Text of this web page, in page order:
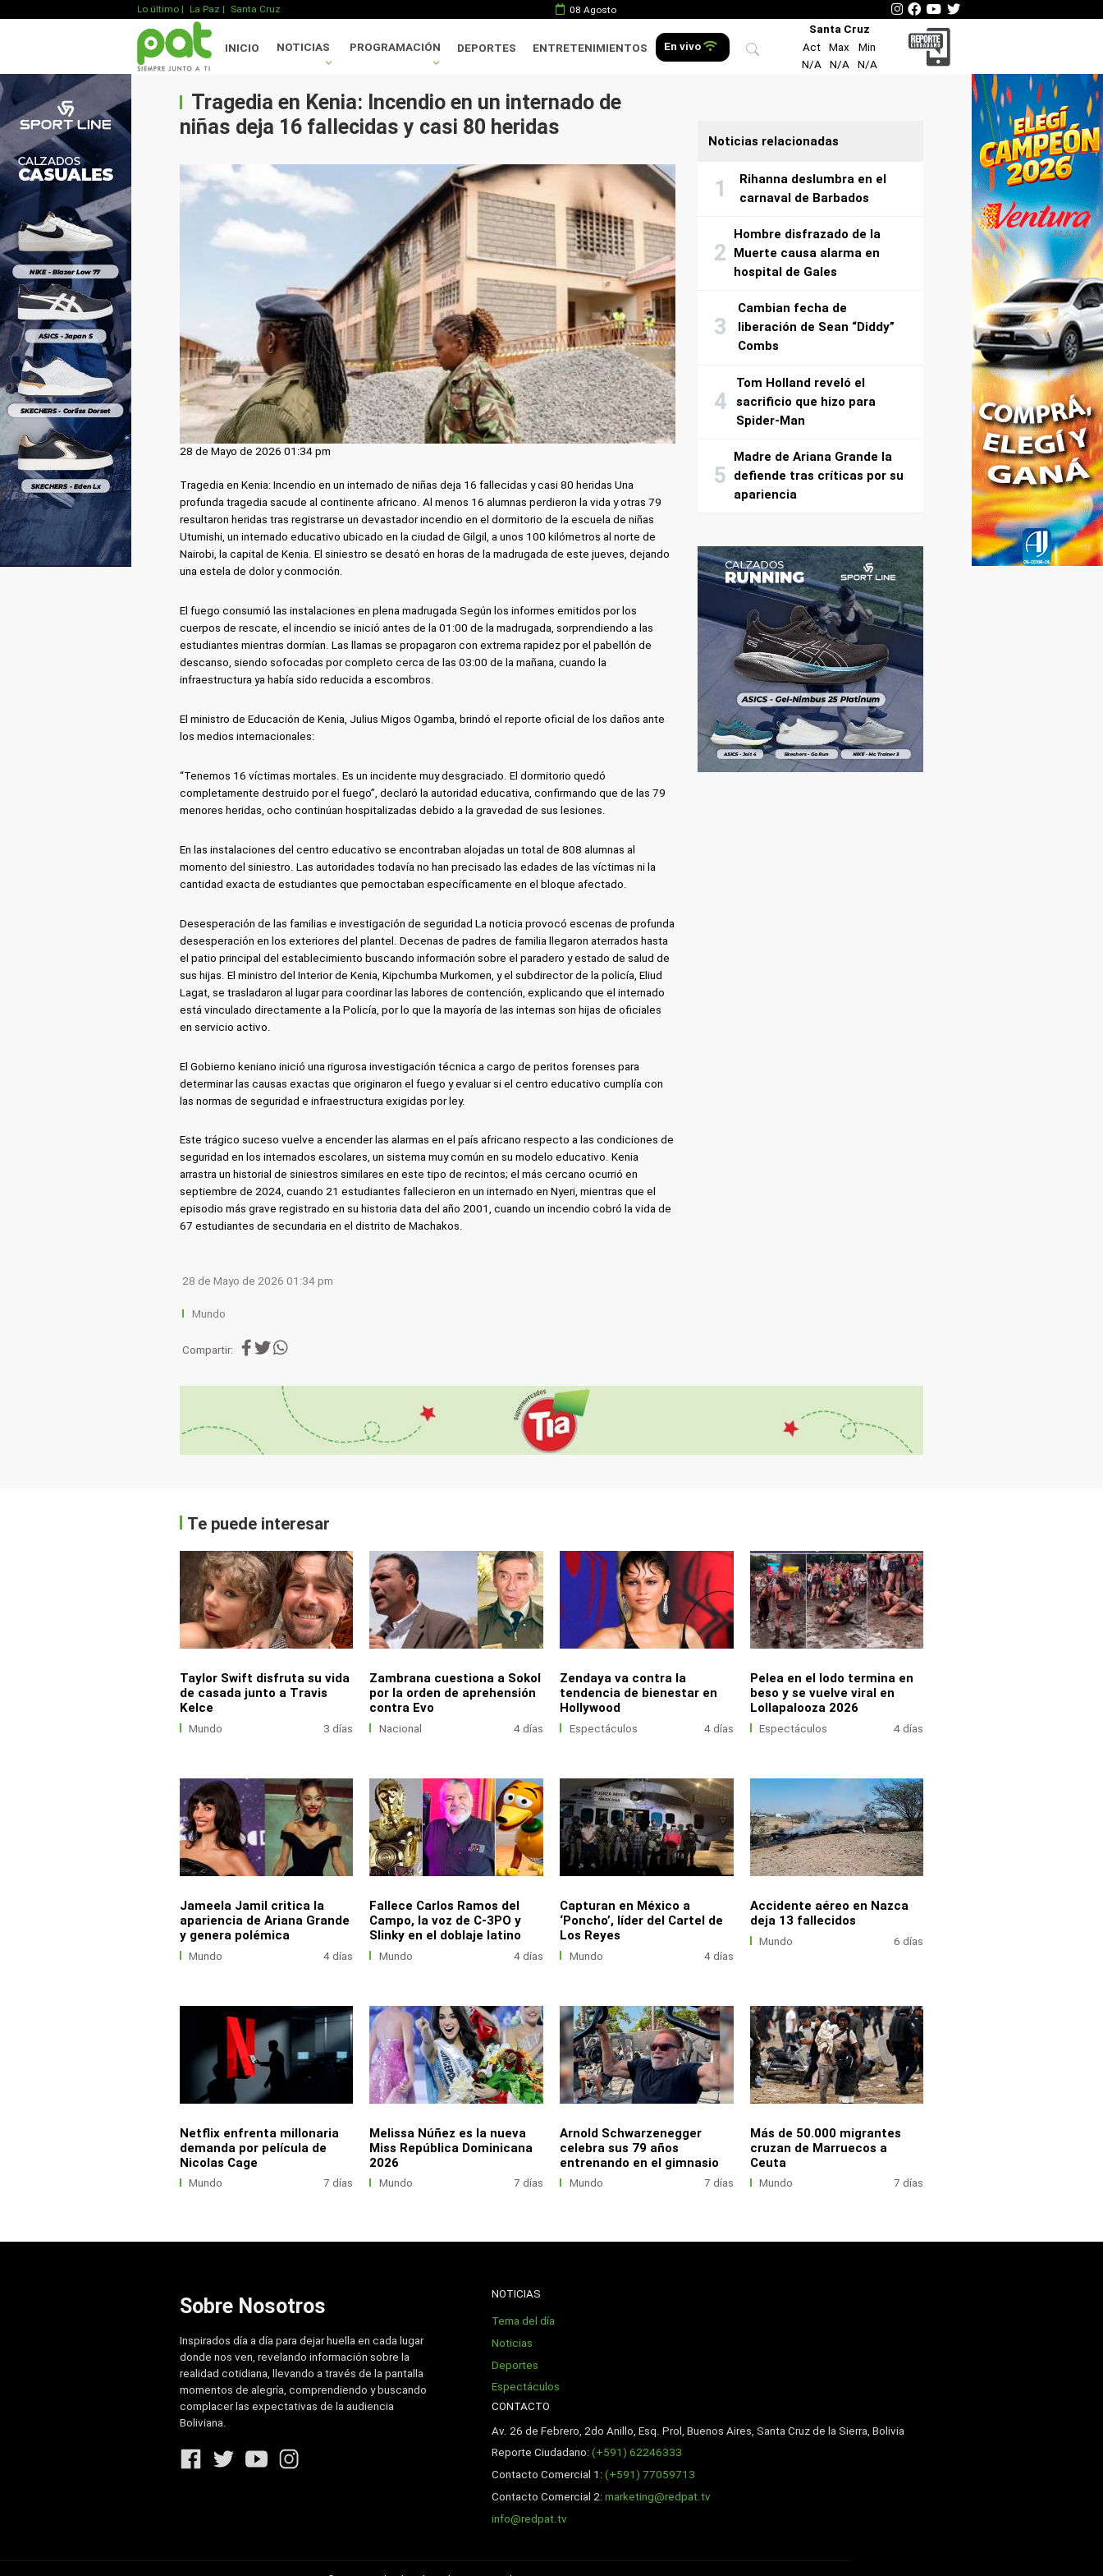
Lo último | La Paz | Santa Cruz 08 Agosto
INICIO NOTICIAS PROGRAMACIÓN DEPORTES ENTRETENIMIENTOS En vivo
Santa Cruz
Act
Max
Min
N/A
N/A N/A
Tragedia en Kenia: Incendio en un internado de
niñas deja 16 fallecidas y casi 80 heridas
28 de Mayo de 2026 01:34 pm
Tragedia en Kenia: Incendio en un internado de niñas deja 16 fallecidas y casi 80 heridas Una
profunda tragedia sacude al continente africano. Al menos 16 alumnas perdieron la vida y otras 79
resultaron heridas tras registrarse un devastador incendio en el dormitorio de la escuela de niñas
Utumishi, un internado educativo ubicado en la ciudad de Gilgil, a unos 100 kilómetros al norte de
Nairobi, la capital de Kenia. El siniestro se desató en horas de la madrugada de este jueves, dejando
una estela de dolor y conmoción.
El fuego consumió las instalaciones en plena madrugada Según los informes emitidos por los
cuerpos de rescate, el incendio se inició antes de la 01:00 de la madrugada, sorprendiendo a las
estudiantes mientras dormían. Las llamas se propagaron con extrema rapidez por el pabellón de
descanso, siendo sofocadas por completo cerca de las 03:00 de la mañana, cuando la
infraestructura ya había sido reducida a escombros.
El ministro de Educación de Kenia, Julius Migos Ogamba, brindó el reporte oficial de los daños ante
los medios internacionales:
“Tenemos 16 víctimas mortales. Es un incidente muy desgraciado. El dormitorio quedó
completamente destruido por el fuego”, declaró la autoridad educativa, confirmando que de las 79
menores heridas, ocho continúan hospitalizadas debido a la gravedad de sus lesiones.
En las instalaciones del centro educativo se encontraban alojadas un total de 808 alumnas al
momento del siniestro. Las autoridades todavía no han precisado las edades de las víctimas ni la
cantidad exacta de estudiantes que pernoctaban específicamente en el bloque afectado.
Desesperación de las familias e investigación de seguridad La noticia provocó escenas de profunda
desesperación en los exteriores del plantel. Decenas de padres de familia llegaron aterrados hasta
el patio principal del establecimiento buscando información sobre el paradero y estado de salud de
sus hijas. El ministro del Interior de Kenia, Kipchumba Murkomen, y el subdirector de la policía, Eliud
Lagat, se trasladaron al lugar para coordinar las labores de contención, explicando que el internado
está vinculado directamente a la Policía, por lo que la mayoría de las internas son hijas de oficiales
en servicio activo.
El Gobierno keniano inició una rigurosa investigación técnica a cargo de peritos forenses para
determinar las causas exactas que originaron el fuego y evaluar si el centro educativo cumplía con
las normas de seguridad e infraestructura exigidas por ley.
Este trágico suceso vuelve a encender las alarmas en el país africano respecto a las condiciones de
seguridad en los internados escolares, un sistema muy común en su modelo educativo. Kenia
arrastra un historial de siniestros similares en este tipo de recintos; el más cercano ocurrió en
septiembre de 2024, cuando 21 estudiantes fallecieron en un internado en Nyeri, mientras que el
episodio más grave registrado en su historia data del año 2001, cuando un incendio cobró la vida de
67 estudiantes de secundaria en el distrito de Machakos.
28 de Mayo de 2026 01:34 pm
Mundo
Compartir:
Noticias relacionadas
Rihanna deslumbra en el
carnaval de Barbados
Hombre disfrazado de la
Muerte causa alarma en
hospital de Gales
Cambian fecha de
liberación de Sean “Diddy”
Combs
Tom Holland reveló el
sacrificio que hizo para
Spider-Man
Madre de Ariana Grande la
defiende tras críticas por su
apariencia
Te puede interesar
Taylor Swift disfruta su vida
de casada junto a Travis
Kelce
Mundo 3 días
Zambrana cuestiona a Sokol
por la orden de aprehensión
contra Evo
Nacional 4 días
Zendaya va contra la
tendencia de bienestar en
Hollywood
Espectáculos 4 días
Pelea en el lodo termina en
beso y se vuelve viral en
Lollapalooza 2026
Espectáculos 4 días
Jameela Jamil critica la
apariencia de Ariana Grande
y genera polémica
Mundo 4 días
Fallece Carlos Ramos del
Campo, la voz de C-3PO y
Slinky en el doblaje latino
Mundo 4 días
Capturan en México a
‘Poncho’, líder del Cartel de
Los Reyes
Mundo 4 días
Accidente aéreo en Nazca
deja 13 fallecidos
Mundo 6 días
Netflix enfrenta millonaria
demanda por película de
Nicolas Cage
Mundo 7 días
Melissa Núñez es la nueva
Miss República Dominicana
2026
Mundo 7 días
Arnold Schwarzenegger
celebra sus 79 años
entrenando en el gimnasio
Mundo 7 días
Más de 50.000 migrantes
cruzan de Marruecos a
Ceuta
Mundo 7 días
Sobre Nosotros
Inspirados día a día para dejar huella en cada lugar
donde nos ven, revelando información sobre la
realidad cotidiana, llevando a través de la pantalla
momentos de alegría, comprendiendo y buscando
complacer las expectativas de la audiencia
Boliviana.
NOTICIAS
Tema del día
Noticias
Deportes
Espectáculos
CONTACTO
Av. 26 de Febrero, 2do Anillo, Esq. Prol, Buenos Aires, Santa Cruz de la Sierra, Bolivia
Reporte Ciudadano:(+591) 62246333
Contacto Comercial 1:(+591) 77059713
Contacto Comercial 2:marketing@redpat.tv
info@redpat.tv